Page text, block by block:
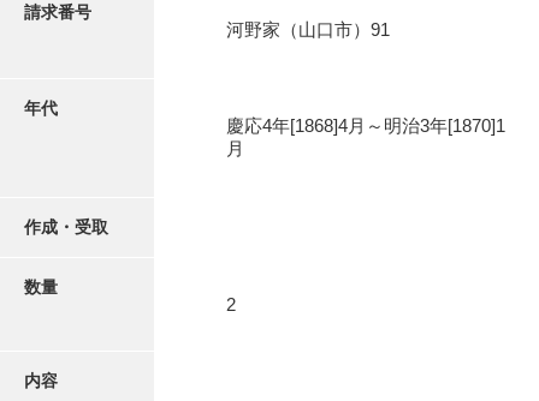
請求番号
河野家（山口市）91
年代
慶応4年[1868]4月～明治3年[1870]1
月
作成・受取
数量
2
内容